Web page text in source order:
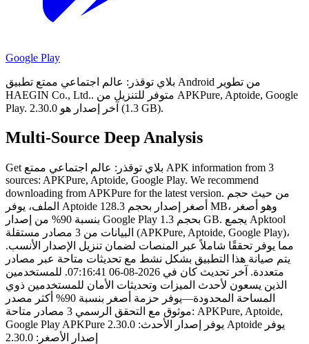
Google Play
بلاي توقذر: عالم اجتماعي ممتع تطبيق Android من تطوير
HAEGIN Co., Ltd.. متوفر للتنزيل من APKPure, Aptoide, Google
Play.
آخر إصدار هو 2.30.0 (1.3 GB).
Multi-Source Deep Analysis
Get بلاي توقذر: عالم اجتماعي ممتع APK information from 3
sources: APKPure, Aptoide, Google Play. We recommend
downloading from APKPure for the latest version. من حيث حجم
الملف، يوفر Aptoide أصغر إصدار بحجم 128.3 MB، وهو أصغر
بنسبة 90% من إصدار Google Play بحجم 1.3 GB. يجمع Apktool
البيانات من 3 مصادر مستقلة (APKPure, Aptoide, Google Play)،
مما يوفر تحققًا شاملاً عبر المنصات لضمان تنزيل الإصدار الأنسب.
يتم صيانة هذا التطبيق بشكل نشط مع تحديثات متاحة عبر مصادر
متعددة. آخر تحديث كان في 2026-08-06 07:16:41. للمستخدمين
الذين يسعون لأحدث الميزات وتحديثات الأمان للمستخدمين ذوي
المساحة المحدودة—يوفر حزمة أصغر بنسبة 90% أكثر مصدر
موثوق مع التحقق الرسمي 3 مصادر متاحة: APKPure, Aptoide,
Google Play APKPure يوفر إصدار الأحدث: 2.30.0 Aptoide يوفر
إصدار الأصغر: 2.30.0